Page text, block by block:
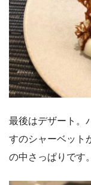
最後はデザート。
すのシャーベット
の中さっぱりです。